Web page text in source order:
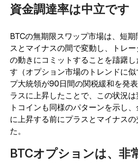
資金調達率は中立です
BTCの無期限スワップ市場は、短
スとマイナスの間で変動し、トレ
の動きにコミットすることを躊躇
す（オプション市場のトレンドに
プ大統領が90日間の関税緩和を発
ラスに上昇したことで、この状況
トコインも同様のパターンを示し
に上昇する前にプラスとマイナス
た。
BTCオプションは、非